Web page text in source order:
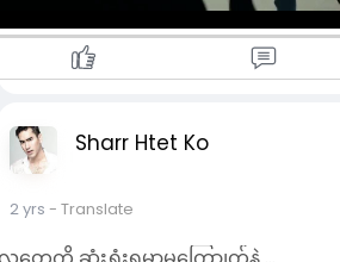
အလှအပရေးရာအဖြာဖြာ
Sharr Htet Ko
2 yrs - Translate